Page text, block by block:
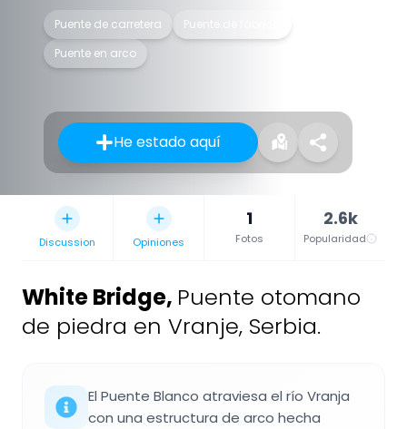
Puente de carretera
Puente de fábrica
Puente en arco
He estado aquí
Discussion Opiniones
1
Fotos
2.6k
Popularidad
White Bridge, Puente otomano
de piedra en Vranje, Serbia.
El Puente Blanco atraviesa el río Vranja
con una estructura de arco hecha